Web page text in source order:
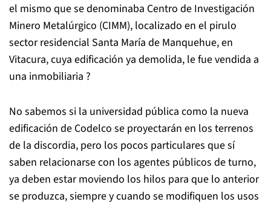
el mismo que se denominaba Centro de Investigación
Minero Metalúrgico (CIMM), localizado en el pirulo
sector residencial Santa María de Manquehue, en
Vitacura, cuya edificación ya demolida, le fue vendida a
una inmobiliaria ?
No sabemos si la universidad pública como la nueva
edificación de Codelco se proyectarán en los terrenos
de la discordia, pero los pocos particulares que sí
saben relacionarse con los agentes públicos de turno,
ya deben estar moviendo los hilos para que lo anterior
se produzca, siempre y cuando se modifiquen los usos